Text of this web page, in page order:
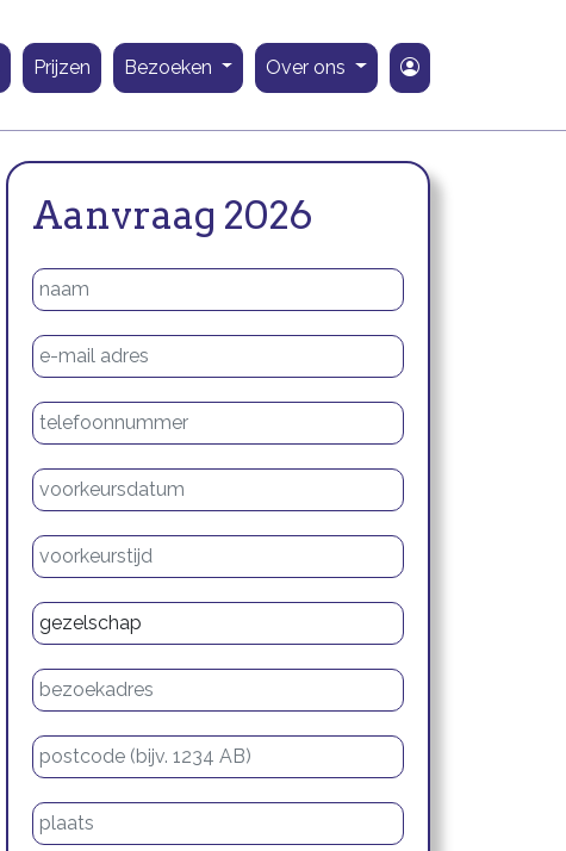
Prijzen Bezoeken Over ons
Aanvraag 2026
Naam
E-mailadres
Telefoonnummer
Voorkeursdatum
Voorkeurstijd
Type gezelschap
Bezoekadres
Postcode
Plaats